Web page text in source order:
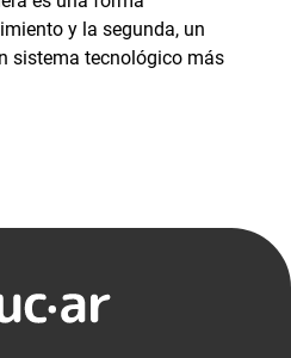
y la segunda, un
sistema tecnológico más